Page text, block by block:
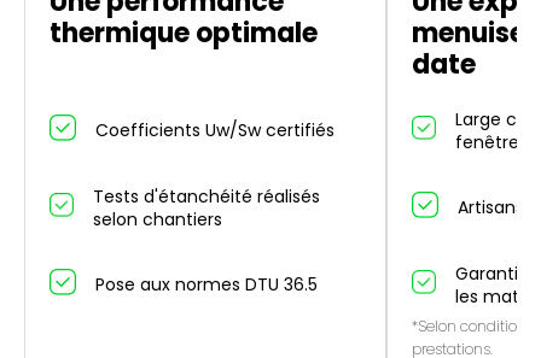
thermique optimale
Coefficients Uw/Sw certifiés
Tests d'étanchéité réalisés
selon chantiers
Pose aux normes DTU 36.5
date
Large
fenêtres/
Artisans
Garantie
les
*Selon conditions
prestations.